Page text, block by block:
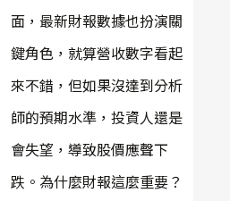
面，最新財報數據也扮演關
鍵角色，就算營收數字看起
來不錯，但如果沒達到分析
師的預期水準，投資人還是
會失望，導致股價應聲下
跌。為什麼財報這麼重要？